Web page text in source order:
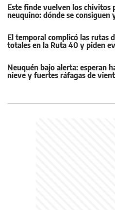
Este finde vuelven los chivitos
neuquino: dónde se consiguen
El temporal complicó las rutas
totales en la Ruta 40 y piden
Neuquén bajo alerta: esperan
nieve y fuertes ráfagas de